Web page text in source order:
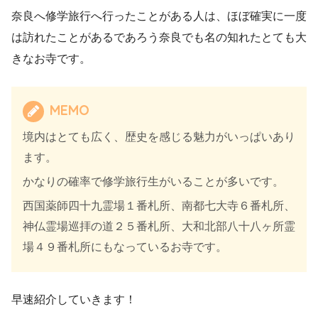
奈良へ修学旅行へ行ったことがある人は、ほぼ確実に一度
は訪れたことがあるであろう奈良でも名の知れたとても大
きなお寺です。
MEMO
境内はとても広く、歴史を感じる魅力がいっぱいあり
ます。
かなりの確率で修学旅行生がいることが多いです。
西国薬師四十九霊場１番札所、南都七大寺６番札所、
神仏霊場巡拝の道２５番札所、大和北部八十八ヶ所霊
場４９番札所にもなっているお寺です。
早速紹介していきます！